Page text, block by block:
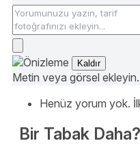
Kaldır
Metin veya görsel
Henüz yorum yok.
Bir Tabak Daha?